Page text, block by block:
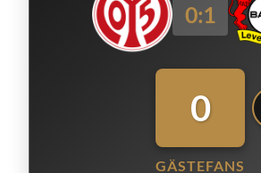
0:1
0
GÄSTEFANS